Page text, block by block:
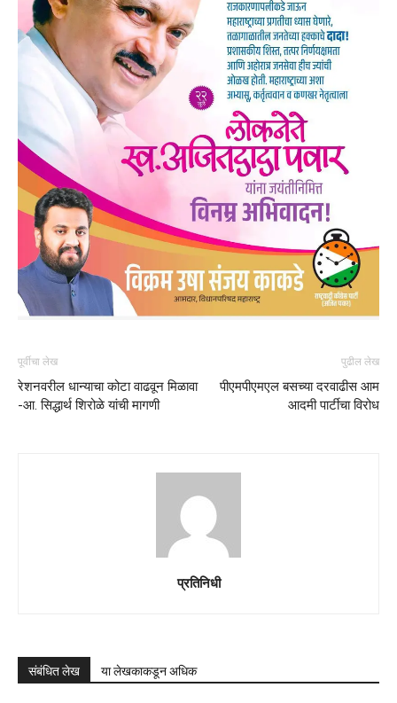
पूर्वीचा लेख
रेशनवरील धान्याचा कोटा वाढवून मिळावा
-आ. सिद्धार्थ शिरोळे यांची मागणी
पुढील लेख
पीएमपीएमएल बसच्या दरवाढीस आम
आदमी पार्टीचा विरोध
प्रतिनिधी
संबंधित लेख या लेखकाकडून अधिक